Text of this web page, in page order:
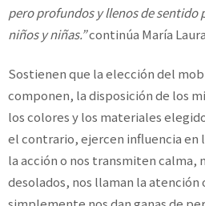
pero profundos y llenos de sentido
niños y niñas.”continúa María
Sostienen que la elección del
componen, la disposición de los
los colores y los materiales
el contrario, ejercen influencia en
la acción o nos transmiten calma,
desolados, nos llaman la atención